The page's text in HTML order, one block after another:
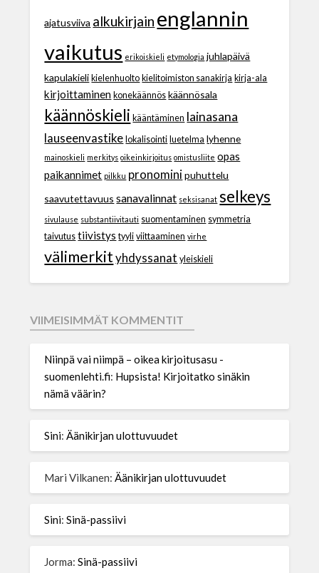
ajatusviiva alkukirjain englannin
vaikutus erikoiskieli etymologia juhlapäivä
kapulakieli kielenhuolto kielitoimiston sanakirja kirja-ala
kirjoittaminen konekäännös käännösala
käännöskieli kääntäminen lainasana
lauseenvastike lokalisointi luetelma lyhenne
mainoskieli merkitys oikeinkirjoitus omistusliite opas
paikannimet pilkku pronomini puhuttelu
saavutettavuus sanavalinnat seksisanat selkeys
sivulause substantiivitauti suomentaminen symmetria
taivutus tiivistys tyyli viittaaminen virhe
välimerkit yhdyssanat yleiskieli
VIIMEISIMMÄT KOMMENTIT
Niinpä vai niimpä – oikea kirjoitusasu -
suomenlehti.fi: Hupsista! Kirjoitatko sinäkin
nämä väärin?
Sini: Äänikirjan ulottuvuudet
Mari Vilkanen: Äänikirjan ulottuvuudet
Sini:Sinä-passiivi
Jorma:Sinä-passiivi